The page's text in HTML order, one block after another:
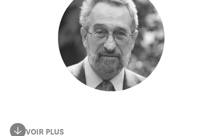
Eugeniusz Smolar est un journaliste polonais et le
VOIR PLUS